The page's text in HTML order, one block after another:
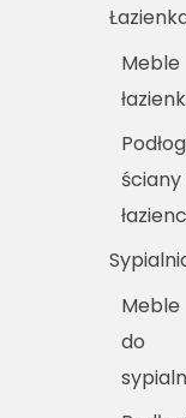
Meble
ściany
Meble
do